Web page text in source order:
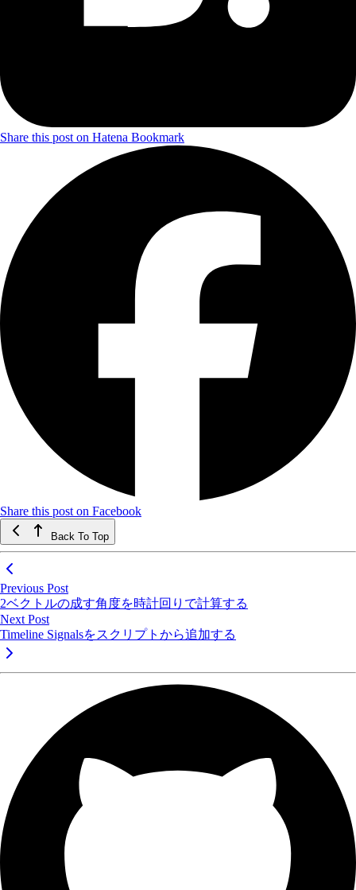
Share this post on Hatena Bookmark
Share this post on Facebook
Back To Top
Previous Post
2ベクトルの成す角度を時計回りで計算する
Next Post
Timeline Signalsをスクリプトから追加する